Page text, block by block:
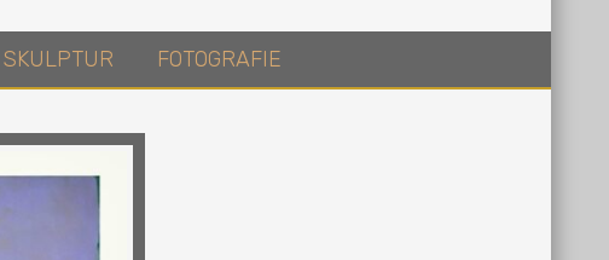
SKULPTUR FOTOGRAFIE